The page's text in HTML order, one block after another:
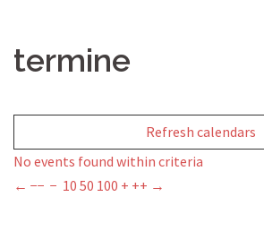
termine
Refresh calendars
No events found within criteria
← −− − 10 50 100 + ++ →